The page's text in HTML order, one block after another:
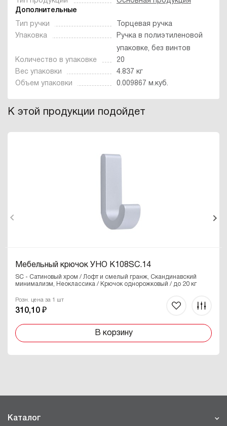
Дополнительные
Тип ручки
Торцевая ручка
Упаковка
Ручка в полиэтиленовой
упаковке, без винтов
Количество в упаковке
20
Вес упаковки
4.837 кг
Объем упаковки
0.009867 м.куб.
К этой продукции подойдет
Мебельный крючок УНО K108SC.14
SC - Сатиновый хром / Лофт и смелый гранж, Скандинавский
минимализм, Неоклассика / Крючок однорожковый / до 20 кг
Розн. цена за 1 шт
310,10 ₽
В корзину
Каталог